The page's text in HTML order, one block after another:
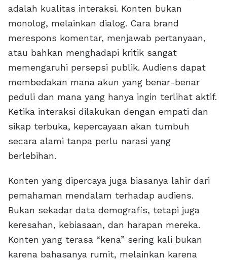
adalah kualitas interaksi. Konten bukan
monolog, melainkan dialog. Cara brand
merespons komentar, menjawab pertanyaan,
atau bahkan menghadapi kritik sangat
memengaruhi persepsi publik. Audiens dapat
membedakan mana akun yang benar-benar
peduli dan mana yang hanya ingin terlihat aktif.
Ketika interaksi dilakukan dengan empati dan
sikap terbuka, kepercayaan akan tumbuh
secara alami tanpa perlu narasi yang
berlebihan.
Konten yang dipercaya juga biasanya lahir dari
pemahaman mendalam terhadap audiens.
Bukan sekadar data demografis, tetapi juga
keresahan, kebiasaan, dan harapan mereka.
Konten yang terasa “kena” sering kali bukan
karena bahasanya rumit, melainkan karena